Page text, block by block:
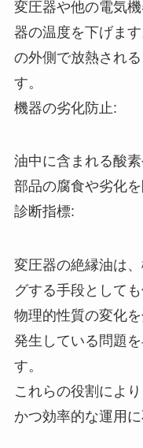
変圧器や他の電気
器の温度を下げま
の外側で放熱され
す。
機器の劣化防止:
油中に含まれる酸
部品の腐食や劣化を
診断指標:
変圧器の絶縁油は
グする手段として
物理的性質の変化
発生している問題
す。
これらの役割によ
かつ効率的な運用